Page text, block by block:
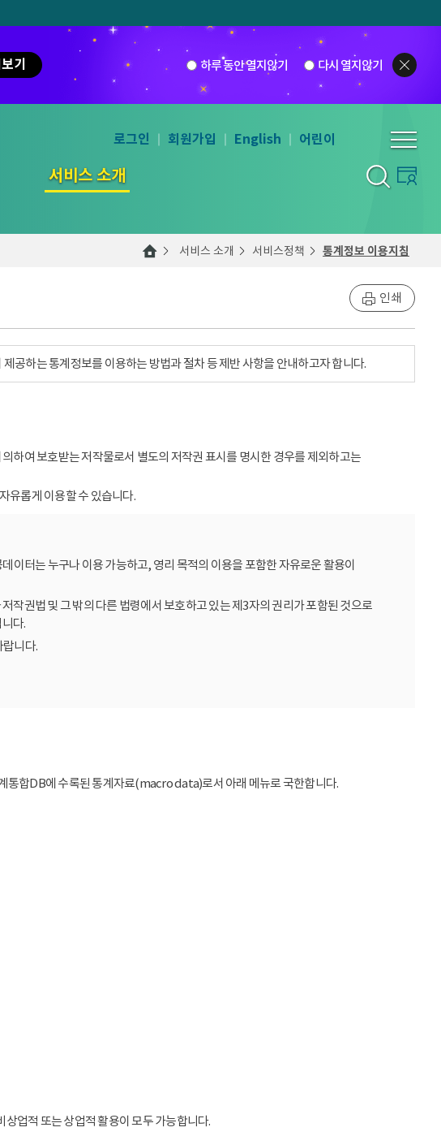
기 하루 동안 열지않기 다시 열지않기
서비스 소개
로그인 회원가입 English 어린이
서비스 소개 서비스정책 통계정보 이용지침
인쇄
공하는 통계정보를 이용하는 방법과 절차 등 제반 사항을 안내하고자 합니다.
하여 보호받는 저작물로서 별도의 저작권 표시를 명시한 경우를 제외하고는
유롭게 이용할 수 있습니다.
터는 누구나 이용 가능하고, 영리 목적의 이용을 포함한 자유로운 활용이
작권법 및 그 밖의 다른 법령에서 보호하고 있는 제3자의 권리가 포함된 것으로
다.
랍니다.
통합DB에 수록된 통계자료(macro data)로서 아래 메뉴로 국한합니다.
업적 또는 상업적 활용이 모두 가능합니다.